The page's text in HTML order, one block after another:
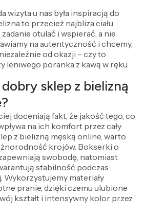
wizyta u nas była inspiracją do
to przecież najbliza ciału
otulać i wspierać, a nie
na autentyczność i chcemy,
od okazji – czy to
leniwego poranka z kawą w ręku.
sklep z bielizną
doceniają fakt, że jakość tego, co
na ich komfort przez cały
z bielizną męską online, warto
krojów. Bokserki o
swobodę, natomiast
stabilność podczas
Wykorzystujemy materiały
pranie, dzięki czemu ulubione
kształt i intensywny kolor przez